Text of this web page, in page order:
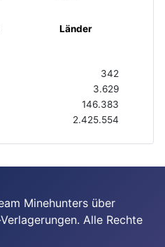
Länder
342
3.629
146.383
2.425.554
Minehunters über
Alle Rechte